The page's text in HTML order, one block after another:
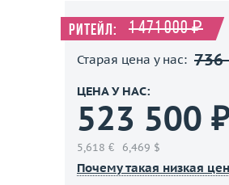
Ритейл: 1 471 000 ₽
Старая цена у нас: 736
ЦЕНА У НАС:
523 500 ₽
5,618 € 6,469 $
Почему такая низкая